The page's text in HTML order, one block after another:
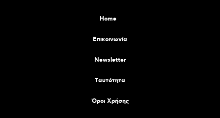
Home
Επικοινωνία
Newsletter
Tαυτότητα
Όροι Χρήσης